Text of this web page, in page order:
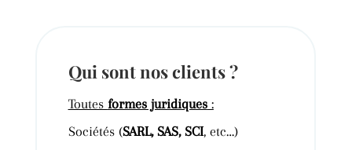
Qui sont nos clients ?
Toutes formes juridiques:
Sociétés (SARL, SAS, SCI, etc…)